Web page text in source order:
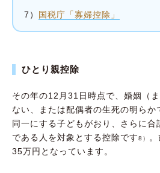
7） 国税庁「寡婦控除」
ひとり親控除
その年の12月31日時点で、婚姻（
ない、または配偶者の生死の明らか
同一にする子どもがおり、さらに
である人を対象とする控除です8）
35万円となっています。